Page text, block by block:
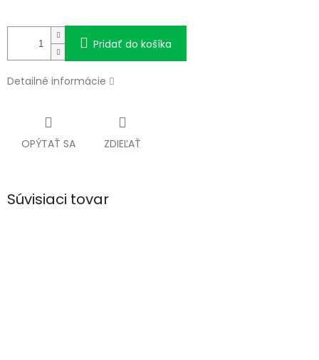
Pridať do košíka
Detailné informácie
OPÝTAŤ SA ZDIEĽAŤ
Súvisiaci tovar